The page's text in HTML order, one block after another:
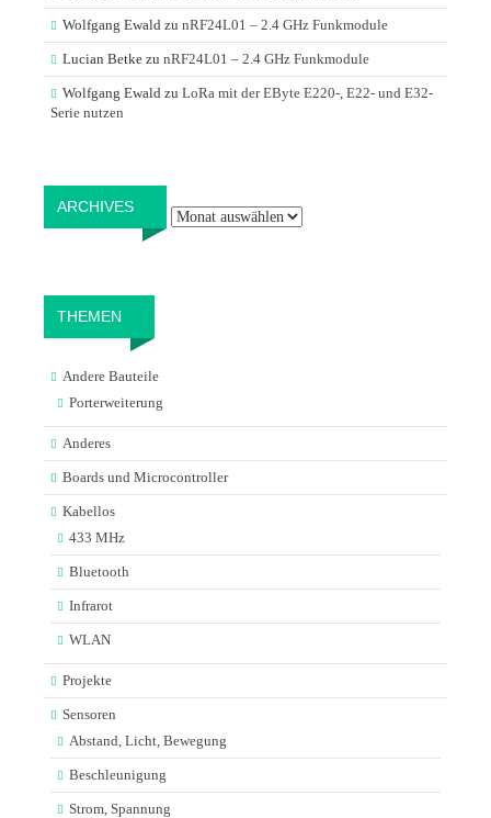
Wolfgang Ewald zu nRF24L01 – 2.4 GHz Funkmodule
Lucian Betke zu nRF24L01 – 2.4 GHz Funkmodule
Wolfgang Ewald zu LoRa mit der EByte E220-, E22- und E32-
Serie nutzen
ARCHIVES
THEMEN
Andere Bauteile
Porterweiterung
Anderes
Boards und Microcontroller
Kabellos
433 MHz
Bluetooth
Infrarot
WLAN
Projekte
Sensoren
Abstand, Licht, Bewegung
Beschleunigung
Strom, Spannung